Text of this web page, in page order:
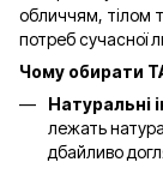
обличчям, тілом
потреб сучасної
Чому обирати
Натуральні
лежать
дбайливо